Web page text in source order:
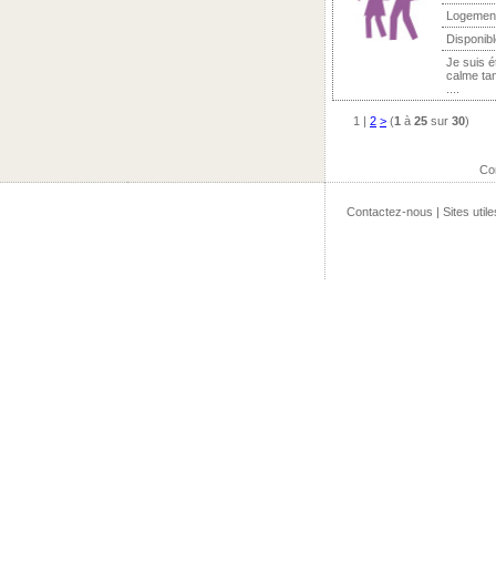
Je suis
calme
1 | 2 > (1 à 25 sur 30)
Contactez-nous | Sites